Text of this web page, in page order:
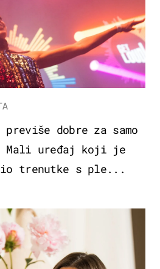
previše dobre za samo
Mali uređaj koji je
trenutke s ple...